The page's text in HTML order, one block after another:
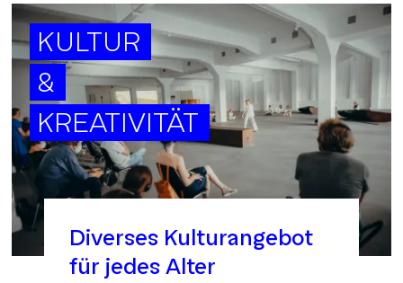
KULTUR
&
KREATIVITÄT
Diverses Kulturangebot
für jedes Alter